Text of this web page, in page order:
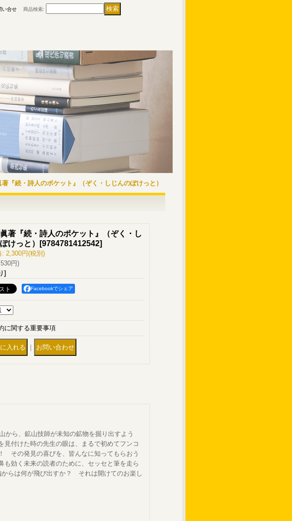
い合せ 商品検索:
『続・詩人のポケット』（ぞく・しじんのぽけっと）
著『続・詩人のポケット』（ぞく・し
けっと）
[9784781412542]
: 2,300円(税別)
円)
]
Facebookでシェア
に関する重要事項
｜
から、鉱山技師が未知の鉱物を掘り出すよう
付けた時の先生の眼は、まるで初めてフンコ
その発見の喜びを、皆んなに知ってもらおう
も効く未来の読者のために、セッセと筆を走ら
らは何が飛び出すか？ それは開けてのお楽し